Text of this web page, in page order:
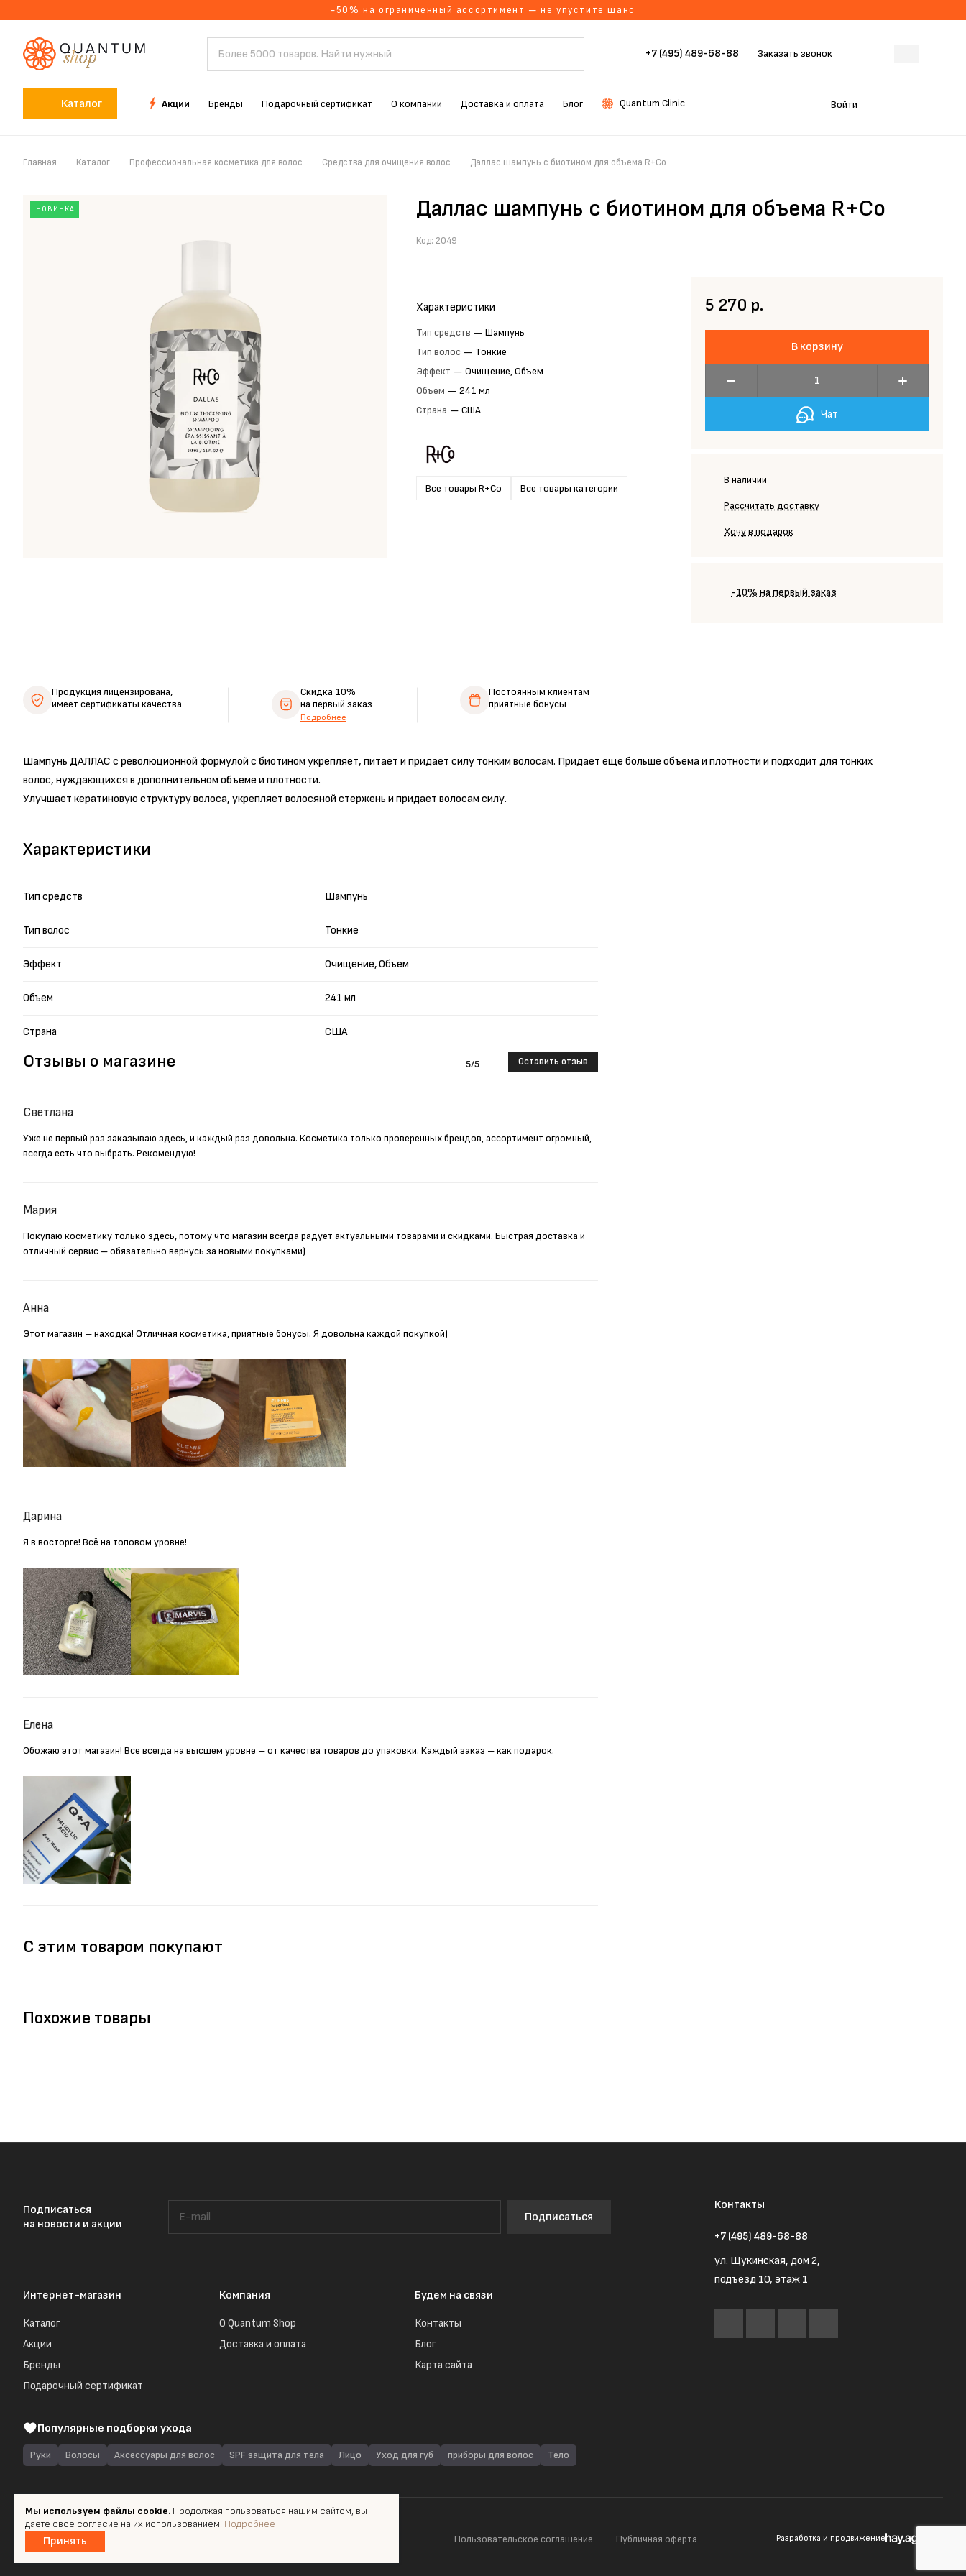
-50% на ограниченный ассортимент — не упустите шанс
+7 (495) 489-68-88 Заказать звонок
Каталог Акции Бренды Подарочный сертификат О компании Доставка и оплата Блог Quantum Clinic Войти
Главная Каталог Профессиональная косметика для волос Средства для очищения волос Даллас шампунь с биотином для объема R+Co
НОВИНКА Даллас шампунь с биотином для объема R+Co
Код: 2049
Характеристики
Тип средств — Шампунь
Тип волос — Тонкие
Эффект — Очищение, Объем
Объем — 241 мл
Страна — США
Все товары R+Co Все товары категории
5 270 р.
В корзину
Чат
В наличии
Рассчитать доставку
Хочу в подарок
-10% на первый заказ
Шампунь ДАЛЛАС с революционной формулой с биотином укрепляет, питает и придает силу тонким волосам. Придает еще больше объема и плотности и подходит для тонких
волос, нуждающихся в дополнительном объеме и плотности.
Улучшает кератиновую структуру волоса, укрепляет волосяной стержень и придает волосам силу.
Отзывы о магазине 5/5 Оставить отзыв
Светлана
Уже не первый раз заказываю здесь, и каждый раз довольна. Косметика только проверенных брендов, ассортимент огромный,
всегда есть что выбрать. Рекомендую!
Мария
Покупаю косметику только здесь, потому что магазин всегда радует актуальными товарами и скидками. Быстрая доставка и
отличный сервис – обязательно вернусь за новыми покупками)
Анна
Этот магазин – находка! Отличная косметика, приятные бонусы. Я довольна каждой покупкой)
Дарина
Я в восторге! Всё на топовом уровне!
Елена
Обожаю этот магазин! Все всегда на высшем уровне – от качества товаров до упаковки. Каждый заказ – как подарок.
Характеристики
Тип средств Шампунь
Тип волос Тонкие
Эффект Очищение, Объем
Объем 241 мл
Страна США
Продукция лицензирована,
имеет сертификаты качества
Скидка 10%
на первый заказ
Подробнее
Постоянным клиентам
приятные бонусы
С этим товаром покупают
Похожие товары
Подписаться
на новости и акции
Подписаться
Интернет-магазин
Каталог
Акции
Бренды
Подарочный сертификат
Компания
О Quantum Shop
Доставка и оплата
Будем на связи
Контакты
Блог
Карта сайта
Контакты
+7 (495) 489-68-88
ул. Щукинская, дом 2,
подъезд 10, этаж 1
Популярные подборки ухода
Руки Волосы Аксессуары для волос SPF защита для тела Лицо Уход для губ приборы для волос Тело
© 2026 Quantum Shop.ru Пользовательское соглашение Публичная оферта Разработка и продвижение
Мы используем файлы cookie. Продолжая пользоваться нашим сайтом, вы
даёте своё согласие на их использованием. Подробнее
Принять